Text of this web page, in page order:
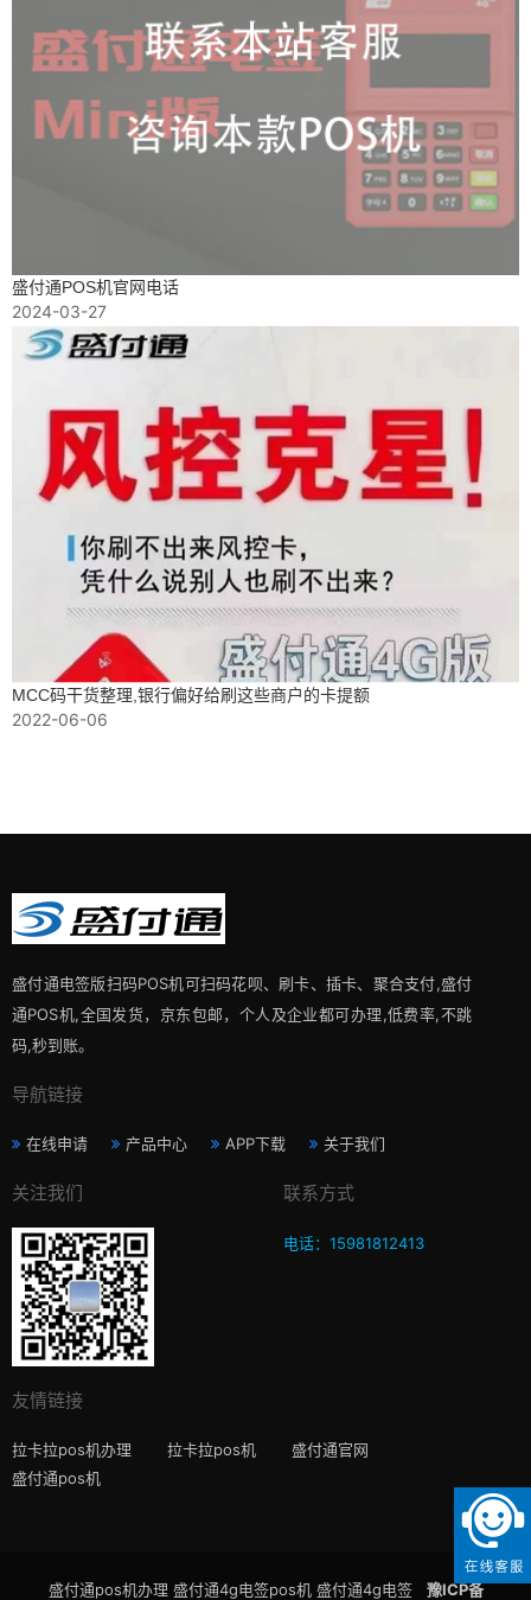
盛付通POS机官网电话
2024-03-27
MCC码干货整理,银行偏好给刷这些商户的卡提额
2022-06-06
盛付通电签版扫码POS机可扫码花呗、刷卡、插卡、聚合支付,盛付
通POS机,全国发货，京东包邮，个人及企业都可办理,低费率,不跳
码,秒到账。
导航链接
在线申请 产品中心 APP下载 关于我们
关注我们 联系方式
电话：15981812413
友情链接
拉卡拉pos机办理 拉卡拉pos机
盛付通官网
盛付通pos机
盛付通pos机办理 盛付通4g电签pos机 盛付通4g电签 豫ICP备